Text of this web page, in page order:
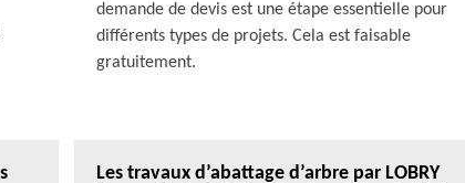
demande de devis est une étape essentielle pour
différents types de projets. Cela est faisable
gratuitement.
Les travaux d’abattage d’arbre par LOBRY